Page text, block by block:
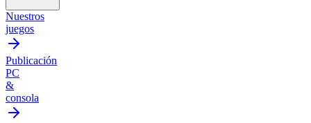
Nuestros
juegos
Publicación
PC
&
consola